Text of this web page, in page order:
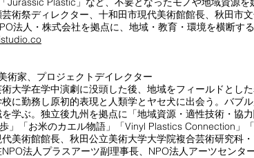
術祭ディレクター、十和田市現代美術館館長、秋田市
法人・株式会社を拠点に、地域・教育・環境を横断す
家、プロジェクトデイレクター
大学在学中演劇に没頭した後、地域をフィールドとし
に勤務し原初的表現と人類学とヤセ犬に出会う。バブ
学ぶ。独立後九州を拠点に「地域資源・適性技術・協
」「お米のカエル物語」「Vinyl Plastics Connection」
美術館館長、秋田公立美術大学大学院複合芸術研究科
法人プラスアーツ副理事長、NPO法人アーツセンタ